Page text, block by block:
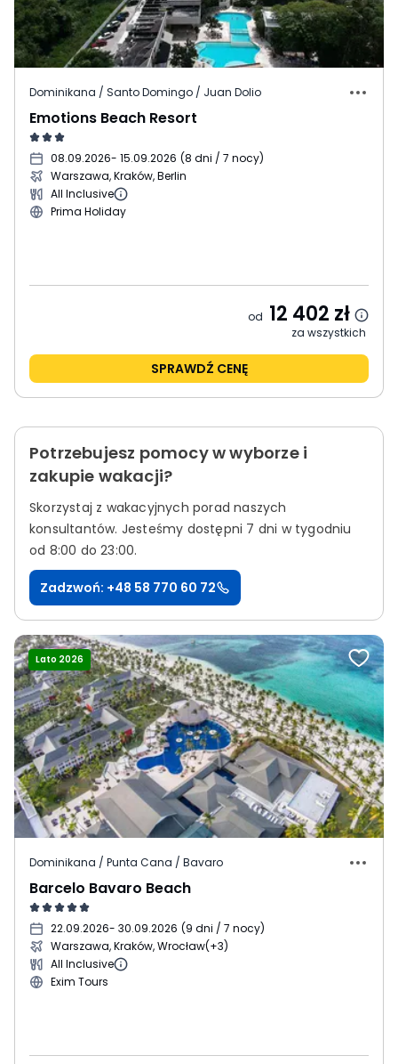
Dominikana / Santo Domingo / Juan Dolio
Emotions Beach Resort
08.09.2026- 15.09.2026 (8 dni / 7 nocy)
Warszawa, Kraków, Berlin
All Inclusive
Prima Holiday
od 12 402 zł
za wszystkich
SPRAWDŹ CENĘ
Potrzebujesz pomocy w wyborze i
zakupie wakacji?
Skorzystaj z wakacyjnych porad naszych
konsultantów. Jesteśmy dostępni 7 dni w tygodniu
od 8:00 do 23:00.
Zadzwoń: +48 58 770 60 72
Lato 2026
Dominikana / Punta Cana / Bavaro
Barcelo Bavaro Beach
22.09.2026- 30.09.2026 (9 dni / 7 nocy)
Warszawa, Kraków, Wrocław(+3)
All Inclusive
Exim Tours